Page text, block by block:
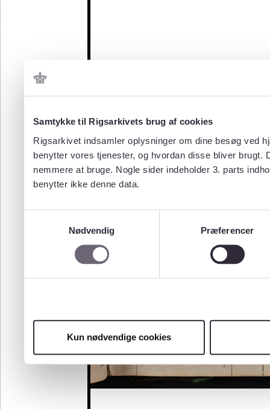
Samtykke til Rigsarkivets brug af cookies
Rigsarkivet indsamler oplysninger om dine besøg ved
benytter vores tjenester, og hvordan disse bliver
nemmere at bruge. Nogle sider indeholder 3. parts
benytter ikke denne data.
Nødvendig
Præferencer
Kun nødvendige cookies